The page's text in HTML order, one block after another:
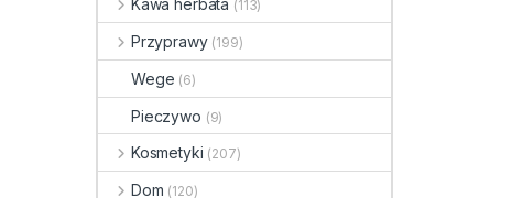
Kawa herbata (113)
Przyprawy (199)
Wege (6)
Pieczywo (9)
Kosmetyki (207)
Dom (120)